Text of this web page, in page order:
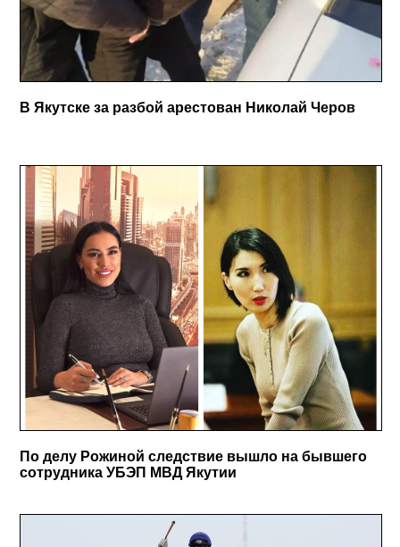
В Якутске за разбой арестован Николай Черов
По делу Рожиной следствие вышло на бывшего
сотрудника УБЭП МВД Якутии